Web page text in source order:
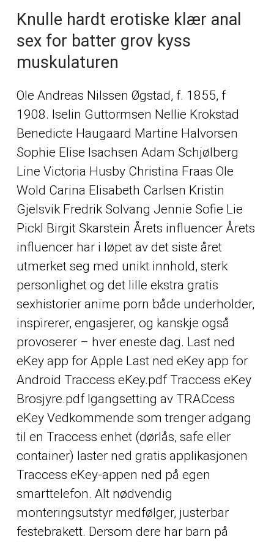
Knulle hardt erotiske klær anal
sex for batter grov kyss
muskulaturen
Ole Andreas Nilssen Øgstad, f. 1855, f
1908. Iselin Guttormsen Nellie Krokstad
Benedicte Haugaard Martine Halvorsen
Sophie Elise Isachsen Adam Schjølberg
Line Victoria Husby Christina Fraas Ole
Wold Carina Elisabeth Carlsen Kristin
Gjelsvik Fredrik Solvang Jennie Sofie Lie
Pickl Birgit Skarstein Årets influencer Årets
influencer har i løpet av det siste året
utmerket seg med unikt innhold, sterk
personlighet og det lille ekstra gratis
sexhistorier anime porn både underholder,
inspirerer, engasjerer, og kanskje også
provoserer – hver eneste dag. Last ned
eKey app for Apple Last ned eKey app for
Android Traccess eKey.pdf Traccess eKey
Brosjyre.pdf Igangsetting av TRACcess
eKey Vedkommende som trenger adgang
til en Traccess enhet (dørlås, safe eller
container) laster ned gratis applikasjonen
Traccess eKey-appen ned på egen
smarttelefon. Alt nødvendig
monteringsutstyr medfølger, justerbar
festebrakett. Dersom dere har barn på